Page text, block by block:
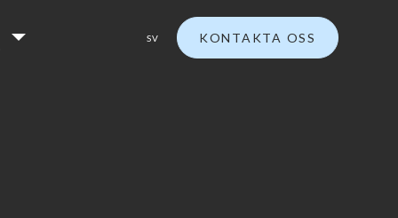
SV KONTAKTA OSS